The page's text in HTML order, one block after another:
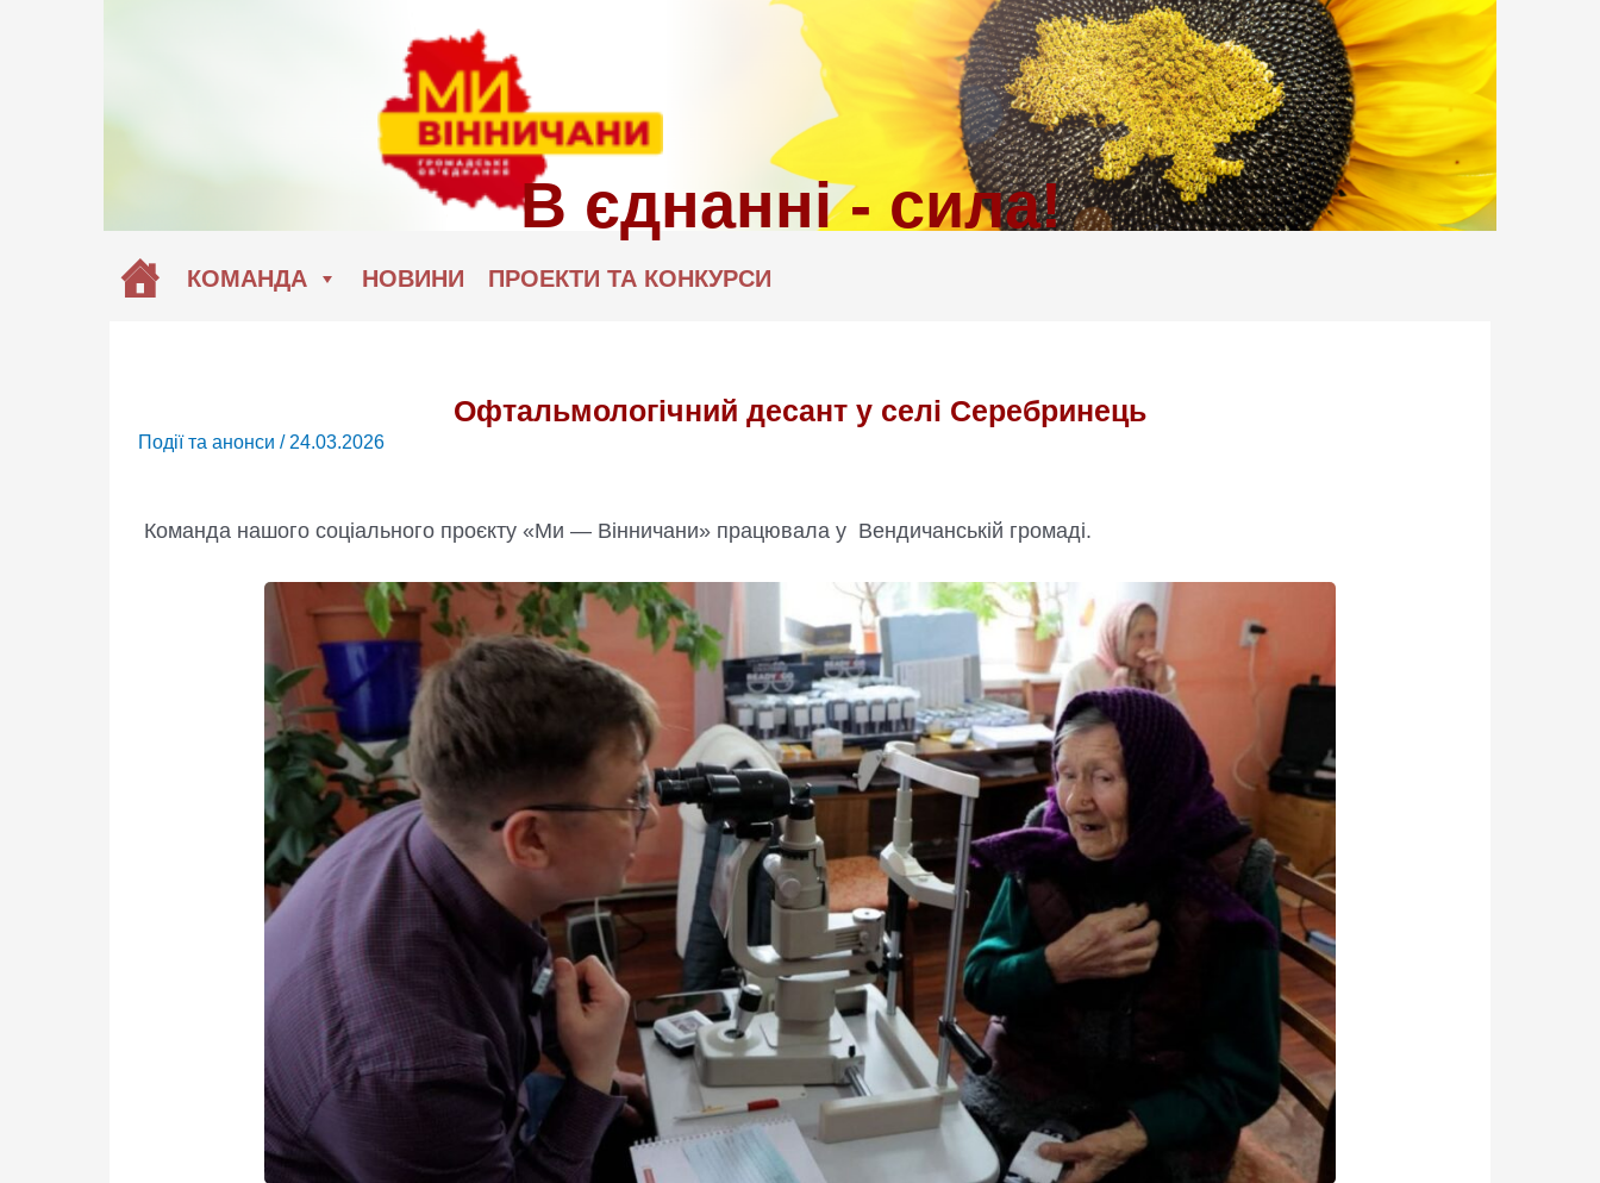
КОМАНДА НОВИНИ ПРОЕКТИ ТА КОНКУРСИ
Офтальмологічний десант у селі Серебринець
Події та анонси / 24.03.2026
Команда нашого соціального проєкту «Ми — Вінничани» працювала у Вендичанській громаді.